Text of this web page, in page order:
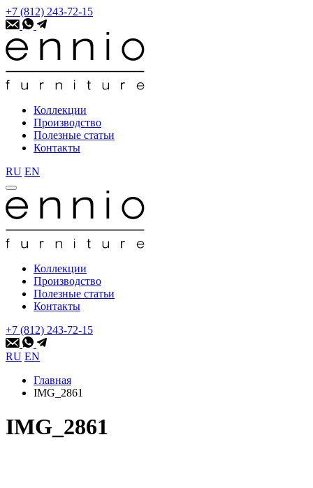
+7 (812) 243-72-15
Коллекции
Производство
Полезные статьи
Контакты
RU EN
Коллекции
Производство
Полезные статьи
Контакты
+7 (812) 243-72-15
RU EN
Главная
IMG_2861
IMG_2861